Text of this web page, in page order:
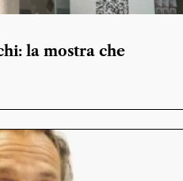
la mostra che